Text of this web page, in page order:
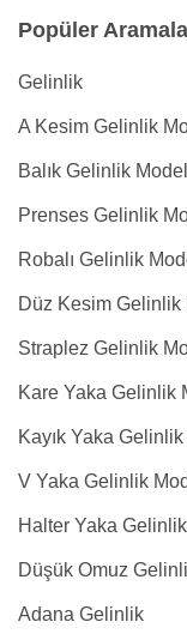
Popüler
Gelinlik
A Kesim Gelinlik
Balık Gelinlik
Prenses Gelinlik
Robalı Gelinlik
Düz Kesim Gelinlik
Straplez Gelinlik
Kare Yaka Gelinlik
Kayık Yaka
V Yaka Gelinlik
Halter Yaka
Düşük Omuz
Adana Gelinlik